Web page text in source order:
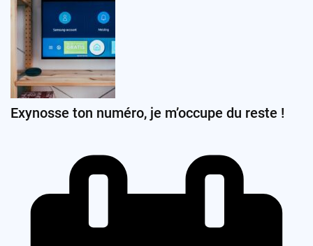
Exynosse ton numéro, je m’occupe du reste !